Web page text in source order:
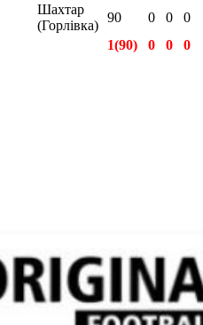
Шахтар
(Горлівка)
90 0 0
0
1(90) 0 0
0